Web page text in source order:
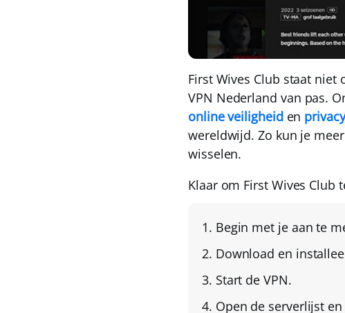
First Wives Club staat
VPN Nederland van pas.
online veiligheid en privacy
wereldwijd. Zo kun je
wisselen.
Klaar om First Wives Club
Begin met je aan te
Download en
Start de VPN.
Open de serverlijst en